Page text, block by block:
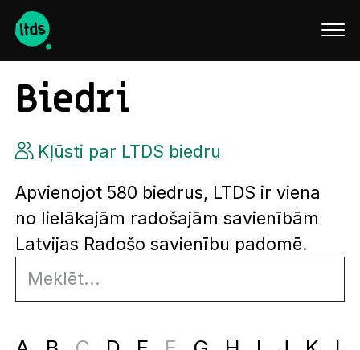
Biedri
Kļūsti par LTDS biedru
Apvienojot 580 biedrus, LTDS ir viena
no lielākajām radošajām savienībām
Latvijas Radošo savienību padomē.